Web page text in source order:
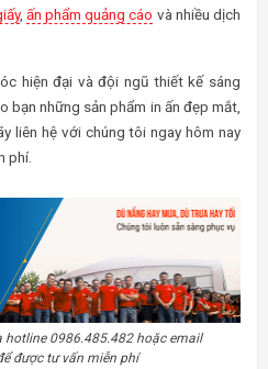
, ấn phẩm quảng cáo và nhiều dịch
hiện đại và đội ngũ thiết kế sáng
bạn những sản phẩm in ấn đẹp mắt,
liên hệ với chúng tôi ngay hôm nay
phí.
hotline 0986.485.482 hoặc email
được tư vấn miễn phí